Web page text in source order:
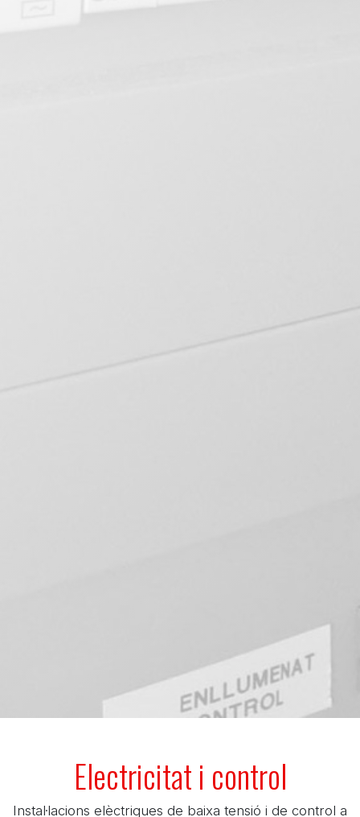
Electricitat i control
Instal·lacions elèctriques de baixa tensió i de control a